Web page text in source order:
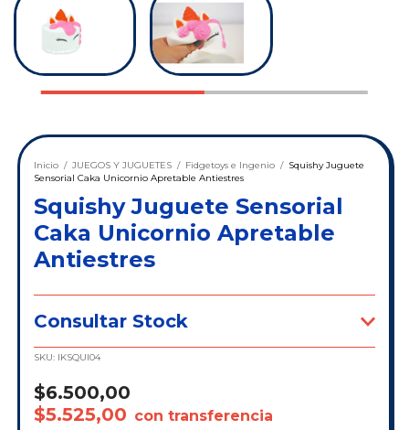
Inicio / JUEGOS Y JUGUETES / Fidgetoys e Ingenio / Squishy Juguete
Sensorial Caka Unicornio Apretable Antiestres
Squishy Juguete Sensorial
Caka Unicornio Apretable
Antiestres
Consultar Stock
SKU: IKSQUI04
$6.500,00
$5.525,00 con transferencia